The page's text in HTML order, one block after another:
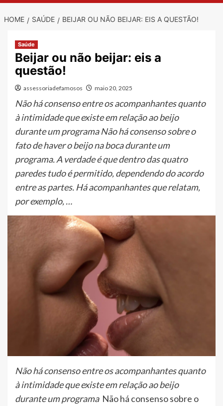
HOME SAÚDE BEIJAR OU NÃO BEIJAR: EIS A QUESTÃO!
Saúde
Beijar ou não beijar: eis a
questão!
assessoriadefamosos maio 20, 2025
Não há consenso entre os acompanhantes quanto
à intimidade que existe em relação ao beijo
durante um programa Não há consenso sobre o
fato de haver o beijo na boca durante um
programa. A verdade é que dentro das quatro
paredes tudo é permitido, dependendo do acordo
entre as partes. Há acompanhantes que relatam,
por exemplo, …
Não há consenso entre os acompanhantes quanto
à intimidade que existe em relação ao beijo
durante um programa Não há consenso sobre o